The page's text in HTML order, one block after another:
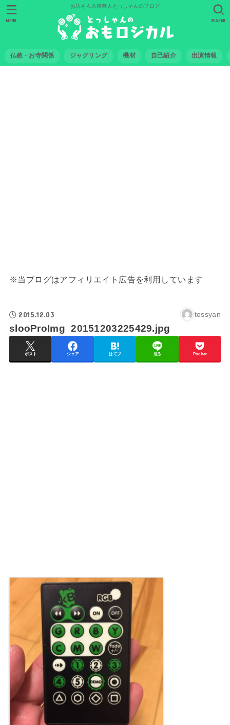
お坊さん大道芸人とっしゃんのブログ
仏教・お寺関係 ジャグリング 機材 自己紹介 出演情報
SEARCH
MENU
※当ブログはアフィリエイト広告を利用しています
2015.12.03 tossyan
slooProImg_20151203225429.jpg
ポスト シェア はてブ 送る Pocket